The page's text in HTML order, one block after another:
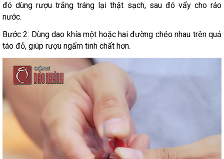
đó dùng rượu trắng tráng lại thật sạch, sau đó vẩy cho ráo
nước.
Bước 2: Dùng dao khía một hoặc hai đường chéo nhau trên quả
táo đỏ, giúp rượu ngấm tinh chất hơn.